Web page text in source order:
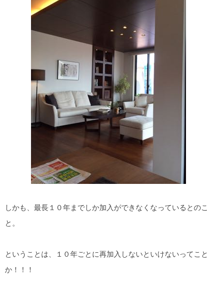
しかも、最長１０年までしか加入ができなくなっているとのこ
と。
ということは、１０年ごとに再加入しないといけないってこと
か！！！